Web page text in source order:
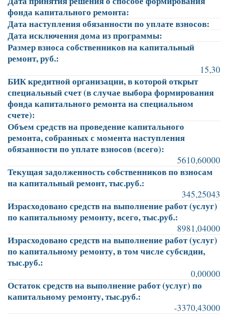
фонда капитального ремонта:
Дата наступления обязанности по уплате взносов:
Дата исключения дома из программы:
Размер взноса собственников на капитальный
ремонт, руб.:
15,30
БИК кредитной организации, в которой открыт
специальный счет (в случае выбора формирования
фонда капитального ремонта на специальном
счете):
Объем средств на проведение капитального
ремонта, собранных с момента наступления
обязанности по уплате взносов (всего):
5610,60000
Текущая задолженность собственников по взносам
на капитальный ремонт, тыс.руб.:
345,25043
Израсходовано средств на выполнение работ (услуг)
по капитальному ремонту, всего, тыс.руб.:
8981,04000
Израсходовано средств на выполнение работ (услуг)
по капитальному ремонту, в том числе субсидии,
тыс.руб.:
0,00000
Остаток средств на выполнение работ (услуг) по
капитальному ремонту, тыс.руб.:
-3370,43000